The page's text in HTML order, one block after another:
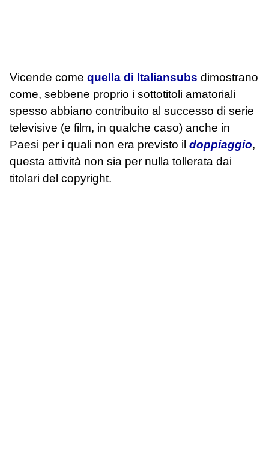
Vicende come quella di Italiansubs dimostrano
come, sebbene proprio i sottotitoli amatoriali
spesso abbiano contribuito al successo di serie
televisive (e film, in qualche caso) anche in
Paesi per i quali non era previsto il doppiaggio,
questa attività non sia per nulla tollerata dai
titolari del copyright.